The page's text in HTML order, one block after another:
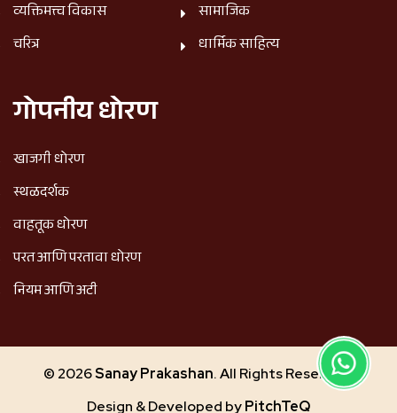
व्यक्तिमत्त्व विकास
चरित्र
सामाजिक
धार्मिक साहित्य
गोपनीय धोरण
खाजगी धोरण
स्थळदर्शक
वाहतूक धोरण
परत आणि परतावा धोरण
नियम आणि अटी
© 2026Sanay Prakashan. All Rights Reserved.
Design & Developed byPitchTeQ